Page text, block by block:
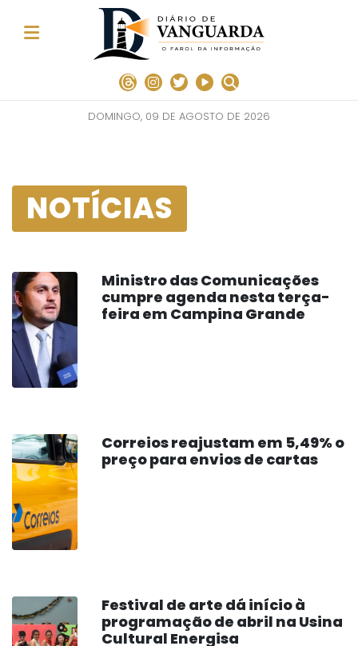
DOMINGO, 09 DE AGOSTO DE 2026
NOTÍCIAS
Ministro das Comunicações
cumpre agenda nesta terça-
feira em Campina Grande
Correios reajustam em 5,49% o
preço para envios de cartas
Festival de arte dá início à
programação de abril na Usina
Cultural Energisa